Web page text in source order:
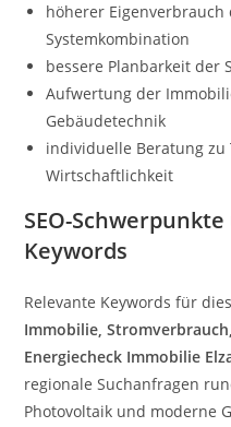
höherer
Systemkombination
bessere Planbarkeit der
Aufwertung der
Gebäudetechnik
individuelle Beratung zu
Wirtschaftlichkeit
SEO-
Keywords
Relevante Keywords für
Immobilie,
Energiecheck Immobilie
regionale Suchanfragen
Photovoltaik und moderne